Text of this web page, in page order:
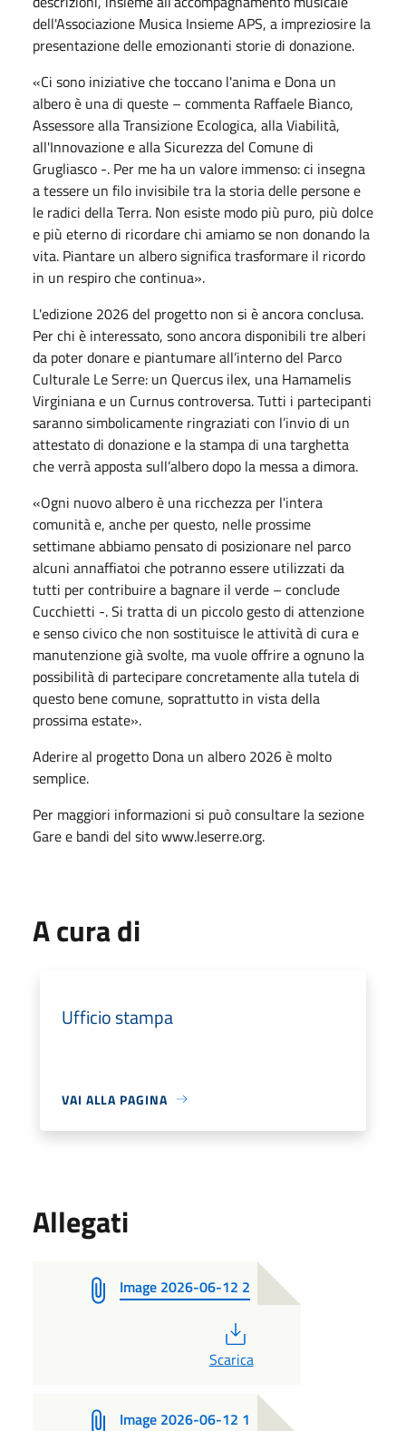
dell'Associazione Musica Insieme APS, a impreziosire la
presentazione delle emozionanti storie di donazione.
«Ci sono iniziative che toccano l'anima e Dona un
albero è una di queste – commenta Raffaele Bianco,
Assessore alla Transizione Ecologica, alla Viabilità,
all'Innovazione e alla Sicurezza del Comune di
Grugliasco -. Per me ha un valore immenso: ci insegna
a tessere un filo invisibile tra la storia delle persone e
le radici della Terra. Non esiste modo più puro, più dolce
e più eterno di ricordare chi amiamo se non donando la
vita. Piantare un albero significa trasformare il ricordo
in un respiro che continua».
L'edizione 2026 del progetto non si è ancora conclusa.
Per chi è interessato, sono ancora disponibili tre alberi
da poter donare e piantumare all’interno del Parco
Culturale Le Serre: un Quercus ilex, una Hamamelis
Virginiana e un Curnus controversa. Tutti i partecipanti
saranno simbolicamente ringraziati con l’invio di un
attestato di donazione e la stampa di una targhetta
che verrà apposta sull’albero dopo la messa a dimora.
«Ogni nuovo albero è una ricchezza per l'intera
comunità e, anche per questo, nelle prossime
settimane abbiamo pensato di posizionare nel parco
alcuni annaffiatoi che potranno essere utilizzati da
tutti per contribuire a bagnare il verde – conclude
Cucchietti -. Si tratta di un piccolo gesto di attenzione
e senso civico che non sostituisce le attività di cura e
manutenzione già svolte, ma vuole offrire a ognuno la
possibilità di partecipare concretamente alla tutela di
questo bene comune, soprattutto in vista della
prossima estate».
Aderire al progetto Dona un albero 2026 è molto
semplice.
Per maggiori informazioni si può consultare la sezione
Gare e bandi del sito www.leserre.org.
A cura di
Ufficio stampa
VAI ALLA PAGINA
Allegati
Image 2026-06-12 2
Scarica
Image 2026-06-12 1